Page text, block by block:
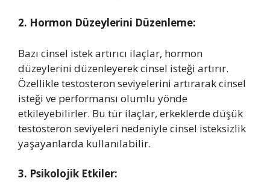
2. Hormon Düzeylerini Düzenleme:
Bazı cinsel istek artırıcı ilaçlar, hormon
düzeylerini düzenleyerek cinsel isteği artırır.
Özellikle testosteron seviyelerini artırarak cinsel
isteği ve performansı olumlu yönde
etkileyebilirler. Bu tür ilaçlar, erkeklerde düşük
testosteron seviyeleri nedeniyle cinsel isteksizlik
yaşayanlarda kullanılabilir.
3. Psikolojik Etkiler: